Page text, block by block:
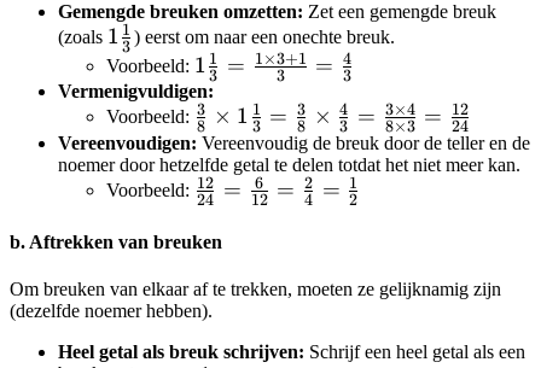
Gemengde breuken omzetten: Zet een gemengde breuk
(zoals 1\frac{1}
{3}
1 3
1 ) eerst om naar een onechte breuk.
Voorbeeld: 1\frac{1}
{3} =
\frac{1
\times 3
+ 1}{3}
=
\frac{4}
1 3
1 = 3
1×3+1 = 3
4
Vermenigvuldigen:
Voorbeeld: \frac{3}
{8}
\times
1\frac{1}
\frac{3}
{8}
\times
\frac{4}
8
3 × 1 3
1 = 8
3 × 3
4 = 8×3
3×4 = 24
12
Vereenvoudigen: Vereenvoudig de breuk door de teller en de
noemer door hetzelfde getal te delen totdat het niet meer kan.
Voorbeeld: \frac{12}
\frac{6}
\frac{2}
{4} =
\frac{1}
24
12 = 12
6 = 4
2 = 2
1
b. Aftrekken van breuken
Om breuken van elkaar af te trekken, moeten ze gelijknamig zijn
(dezelfde noemer hebben).
Heel getal als breuk schrijven: Schrijf een heel getal als een